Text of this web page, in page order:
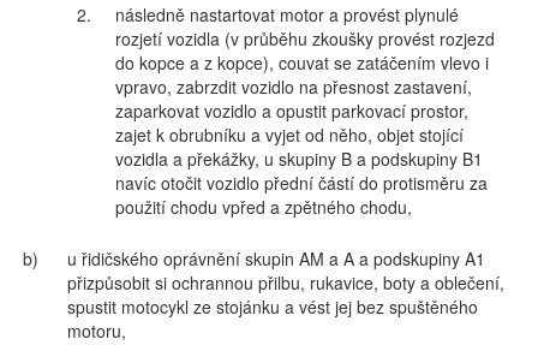
2.
následně nastartovat motor a provést plynulé
rozjetí vozidla (v průběhu zkoušky provést rozjezd
do kopce a z kopce), couvat se zatáčením vlevo i
vpravo, zabrzdit vozidlo na přesnost zastavení,
zaparkovat vozidlo a opustit parkovací prostor,
zajet k obrubníku a vyjet od něho, objet stojící
vozidla a překážky, u skupiny B a podskupiny B1
navíc otočit vozidlo přední částí do protisměru za
použití chodu vpřed a zpětného chodu,
b)
u řidičského oprávnění skupin AM a A a podskupiny A1
přizpůsobit si ochrannou přilbu, rukavice, boty a oblečení,
spustit motocykl ze stojánku a vést jej bez spuštěného
motoru,